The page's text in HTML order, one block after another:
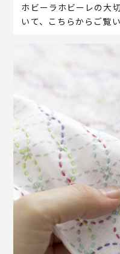
ホビーラホビーレの大
いて、こちらからご覧